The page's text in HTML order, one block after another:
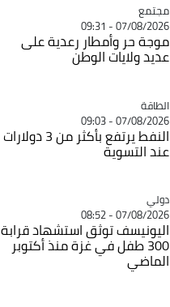
Catégorie
مجتمع
07/08/2026 - 09:31
موجة حر وأمطار رعدية على
عديد ولايات الوطن
Catégorie
الطاقة
07/08/2026 - 09:03
النفط يرتفع بأكثر من 3 دولارات
عند التسوية
Catégorie
دولي
07/08/2026 - 08:52
اليونيسف توثق استشهاد قرابة
300 طفل في غزة منذ أكتوبر
الماضي